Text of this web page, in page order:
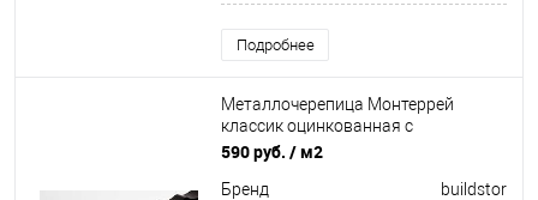
Подробнее
Металлочерепица Монтеррей
классик оцинкованная с
полимерным покрытием
590 руб. / м2
Бренд buildstor